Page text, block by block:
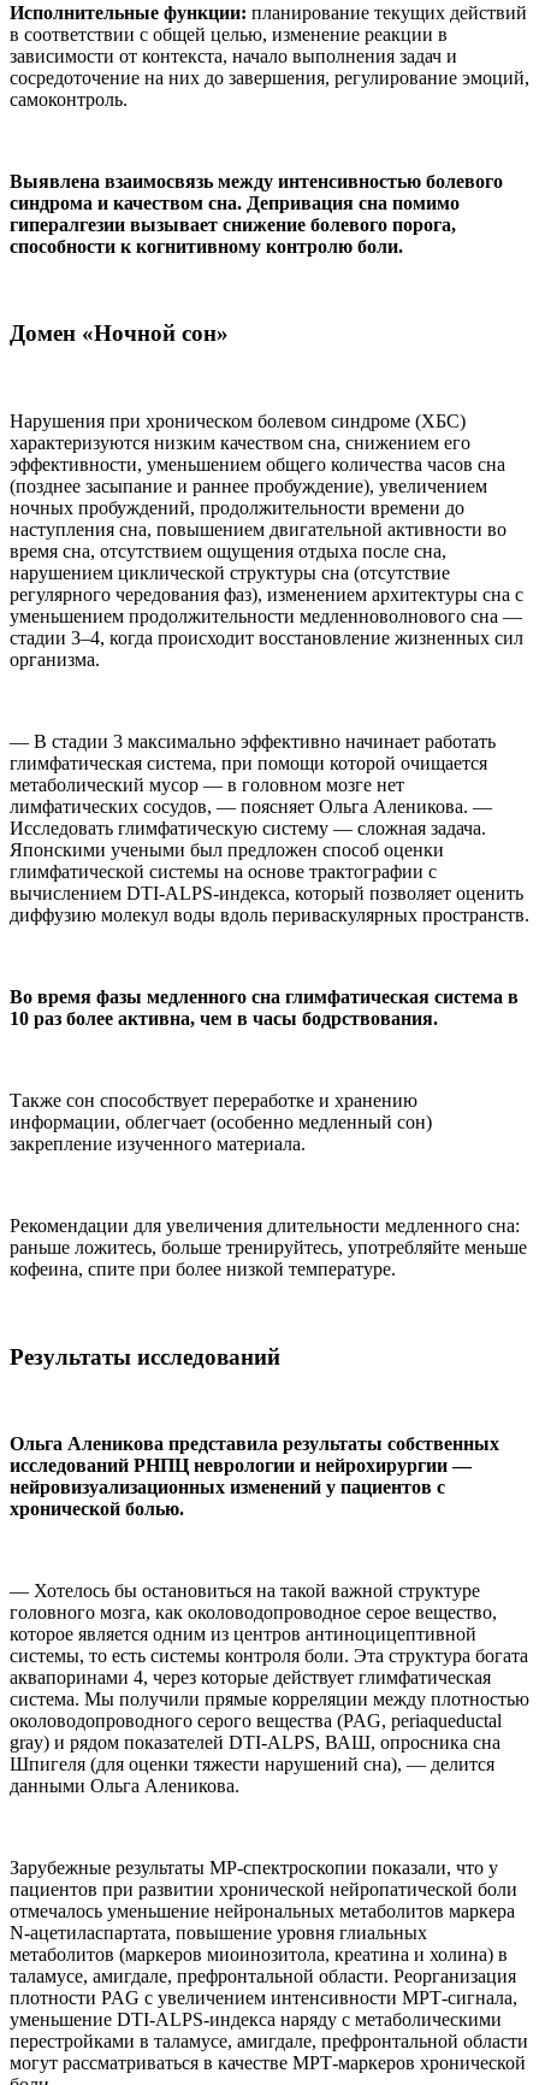
Исполнительные функции: планирование текущих действий
в соответствии с общей целью, изменение реакции в
зависимости от контекста, начало выполнения задач и
сосредоточение на них до завершения, регулирование эмоций,
самоконтроль.
Выявлена взаимосвязь между интенсивностью болевого
синдрома и качеством сна. Депривация сна помимо
гипералгезии вызывает снижение болевого порога,
способности к когнитивному контролю боли.
Домен «Ночной сон»
Нарушения при хроническом болевом синдроме (ХБС)
характеризуются низким качеством сна, снижением его
эффективности, уменьшением общего количества часов сна
(позднее засыпание и раннее пробуждение), увеличением
ночных пробуждений, продолжительности времени до
наступления сна, повышением двигательной активности во
время сна, отсутствием ощущения отдыха после сна,
нарушением циклической структуры сна (отсутствие
регулярного чередования фаз), изменением архитектуры сна с
уменьшением продолжительности медленноволнового сна —
стадии 3–4, когда происходит восстановление жизненных сил
организма.
— В стадии 3 максимально эффективно начинает работать
глимфатическая система, при помощи которой очищается
метаболический мусор — в головном мозге нет
лимфатических сосудов, — поясняет Ольга Аленикова. —
Исследовать глимфатическую систему — сложная задача.
Японскими учеными был предложен способ оценки
глимфатической системы на основе трактографии с
вычислением DTI-ALPS-индекса, который позволяет оценить
диффузию молекул воды вдоль периваскулярных пространств.
Во время фазы медленного сна глимфатическая система в
10 раз более активна, чем в часы бодрствования.
Также сон способствует переработке и хранению
информации, облегчает (особенно медленный сон)
закрепление изученного материала.
Рекомендации для увеличения длительности медленного сна:
раньше ложитесь, больше тренируйтесь, употребляйте меньше
кофеина, спите при более низкой температуре.
Результаты исследований
Ольга Аленикова представила результаты собственных
исследований РНПЦ неврологии и нейрохирургии —
нейровизуализационных изменений у пациентов с
хронической болью.
— Хотелось бы остановиться на такой важной структуре
головного мозга, как околоводопроводное серое вещество,
которое является одним из центров антиноцицептивной
системы, то есть системы контроля боли. Эта структура богата
аквапоринами 4, через которые действует глимфатическая
система. Мы получили прямые корреляции между плотностью
околоводопроводного серого вещества (PAG, periaqueductal
gray) и рядом показателей DTI-ALPS, ВАШ, опросника сна
Шпигеля (для оценки тяжести нарушений сна), — делится
данными Ольга Аленикова.
Зарубежные результаты МР-спектроскопии показали, что у
пациентов при развитии хронической нейропатической боли
отмечалось уменьшение нейрональных метаболитов маркера
N-ацетиласпартата, повышение уровня глиальных
метаболитов (маркеров миоинозитола, креатина и холина) в
таламусе, амигдале, префронтальной области. Реорганизация
плотности PAG с увеличением интенсивности МРТ-сигнала,
уменьшение DTI-ALPS-индекса наряду с метаболическими
перестройками в таламусе, амигдале, префронтальной области
могут рассматриваться в качестве МРТ-маркеров хронической